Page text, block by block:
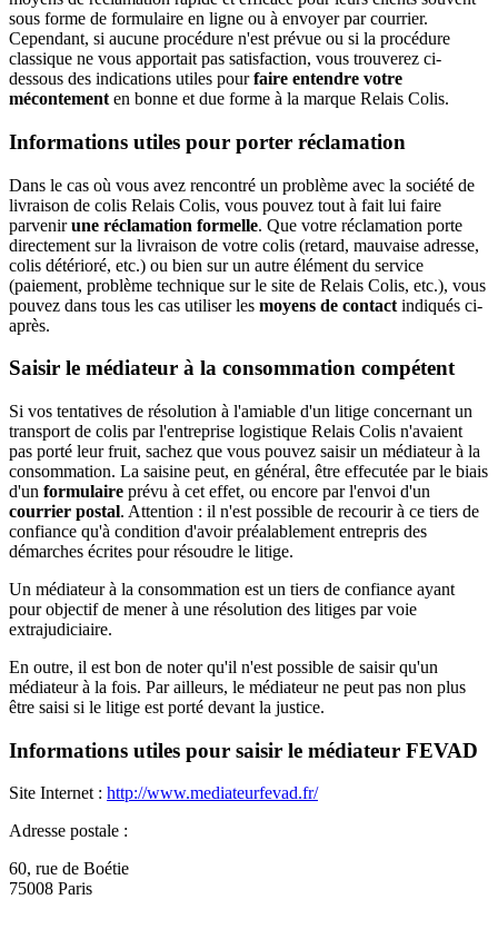
sous forme de formulaire en ligne ou à envoyer par courrier.
Cependant, si aucune procédure n'est prévue ou si la procédure
classique ne vous apportait pas satisfaction, vous trouverez ci-
dessous des indications utiles pourfaire entendre votre
mécontement en bonne et due forme à la marque Relais Colis.
Informations utiles pour porter réclamation
Dans le cas où vous avez rencontré un problème avec la société de
livraison de colis Relais Colis, vous pouvez tout à fait lui faire
parvenirune réclamation formelle. Que votre réclamation porte
directement sur la livraison de votre colis (retard, mauvaise adresse,
colis détérioré, etc.) ou bien sur un autre élément du service
(paiement, problème technique sur le site de Relais Colis, etc.), vous
pouvez dans tous les cas utiliser les moyens de contact indiqués ci-
après.
Saisir le médiateur à la consommation compétent
Si vos tentatives de résolution à l'amiable d'un litige concernant un
transport de colis par l'entreprise logistique Relais Colis n'avaient
pas porté leur fruit, sachez que vous pouvez saisir un médiateur à la
consommation. La saisine peut, en général, être effecutée par le biais
d'un formulaire prévu à cet effet, ou encore par l'envoi d'un
courrier postal. Attention : il n'est possible de recourir à ce tiers de
confiance qu'à condition d'avoir préalablement entrepris des
démarches écrites pour résoudre le litige.
Un médiateur à la consommation est un tiers de confiance ayant
pour objectif de mener à une résolution des litiges par voie
extrajudiciaire.
En outre, il est bon de noter qu'il n'est possible de saisir qu'un
médiateur à la fois. Par ailleurs, le médiateur ne peut pas non plus
être saisi si le litige est porté devant la justice.
Informations utiles pour saisir le médiateur FEVAD
Site Internet : http://www.mediateurfevad.fr/
Adresse postale :
60, rue de Boétie
75008 Paris